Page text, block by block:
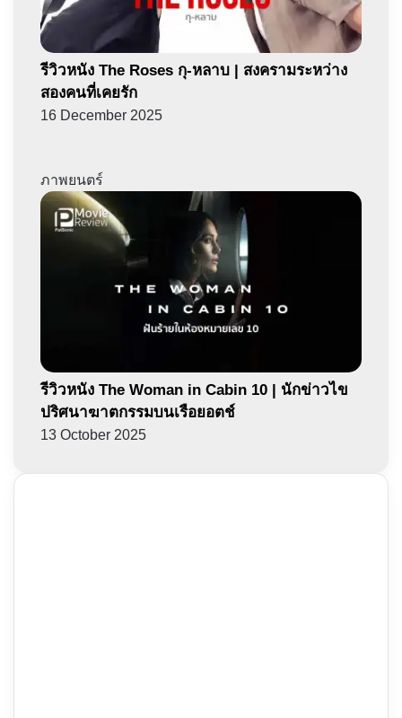
รีวิวหนัง The Roses กุ-หลาบ | สงครามระหว่าง
สองคนที่เคยรัก
16 December 2025
ภาพยนตร์
รีวิวหนัง The Woman in Cabin 10 | นักข่าวไข
ปริศนาฆาตกรรมบนเรือยอตช์
13 October 2025